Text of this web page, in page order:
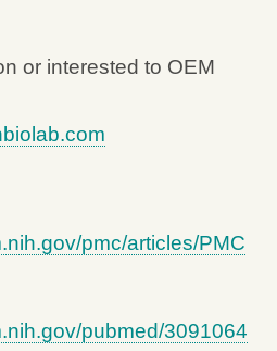
or interested to OEM
pmc/articles/PMC
pubmed/3091064